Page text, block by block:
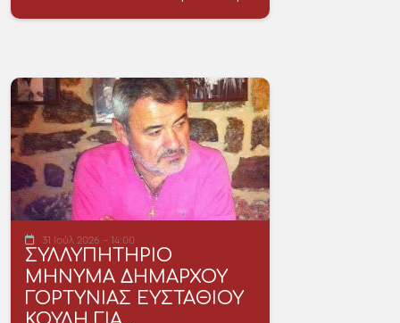
31 Ιούλ 2026 - 14:00
ΣΥΛΛΥΠΗΤΗΡΙΟ
ΜΗΝΥΜΑ ΔΗΜΑΡΧΟΥ
ΓΟΡΤΥΝΙΑΣ ΕΥΣΤΑΘΙΟΥ